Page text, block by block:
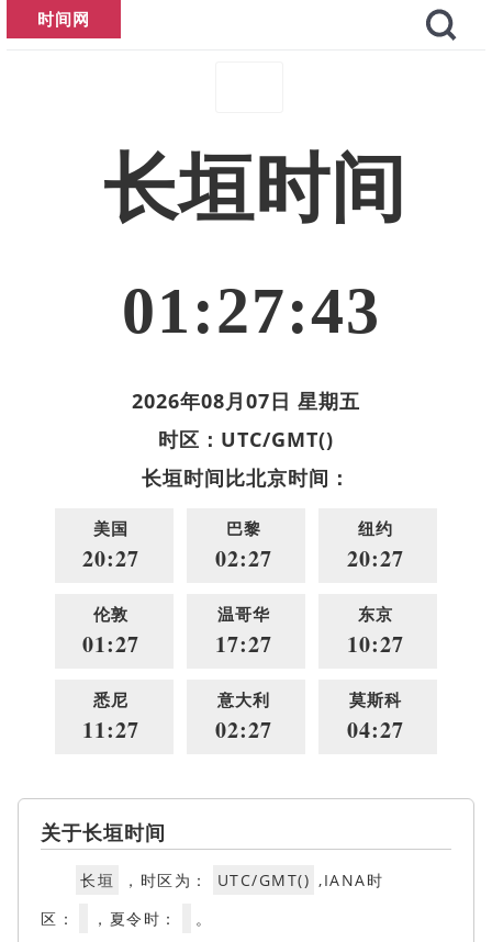
时间网
长垣时间
01:27:43
2026年08月07日 星期五
时区：UTC/GMT()
长垣时间比北京时间：
美国
20:27
巴黎
02:27
纽约
20:27
伦敦
01:27
温哥华
17:27
东京
10:27
悉尼
11:27
意大利
02:27
莫斯科
04:27
关于长垣时间
长垣 ，时区为： UTC/GMT() ,IANA时
区：
，夏令时： 。